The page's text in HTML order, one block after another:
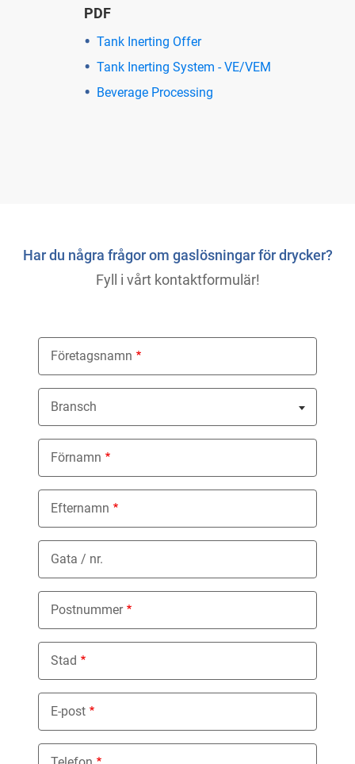
PDF
Tank Inerting Offer
Tank Inerting System - VE/VEM
Beverage Processing
Har du några frågor om gaslösningar för drycker?
Fyll i vårt kontaktformulär!
Företagsnamn
Bransch
Nothing selected
Förnamn
Efternamn
Gata / nr.
Postnummer
Stad
E-post